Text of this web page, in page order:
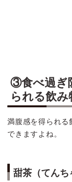
③食べ過ぎ
られる飲み
満腹感を得られる
できますよね。
甜茶（てんち